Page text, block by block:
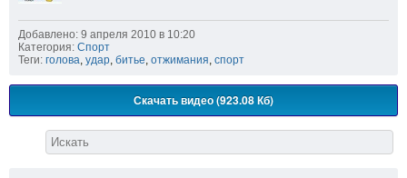
Добавлено: 9 апреля 2010 в 10:20
Категория: Спорт
Теги: голова удар битье отжимания спорт
Скачать видео (923.08 Кб)